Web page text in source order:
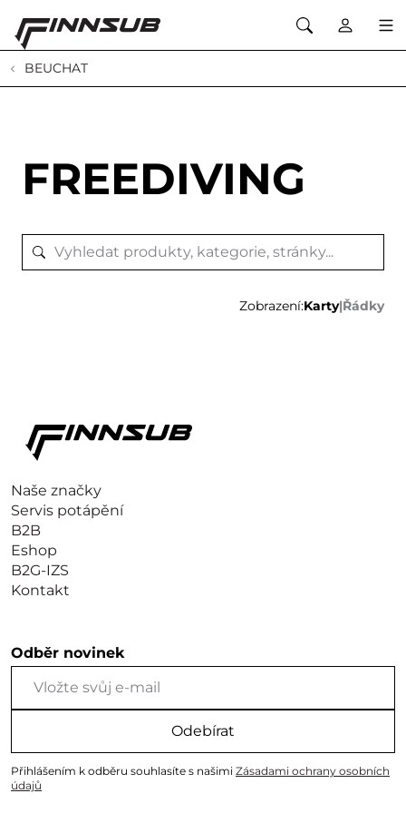
BEUCHAT
FREEDIVING
Zobrazení:Karty|Řádky
Naše značky
Servis potápění
B2B
Eshop
B2G-IZS
Kontakt
Odběr novinek
Odebírat
Přihlášením k odběru souhlasíte s našimi Zásadami ochrany osobních
údajů